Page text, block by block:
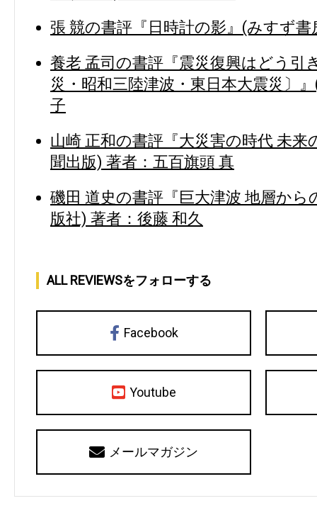
張 競の書評『日時計の影』(みすず書
養老 孟司の書評『震災復興はどう引
災・昭和三陸津波・東日本大震災〕
子
山崎 正和の書評『大災害の時代 未来
聞出版) 著者：五百旗頭 真
磯田 道史の書評『巨大津波 地層から
版社) 著者：後藤 和久
ALL REVIEWSをフォローする
Facebook
Youtube
メールマガジン